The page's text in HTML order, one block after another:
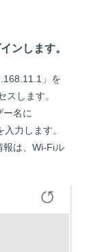
ンします。
」を
スします。
ー名に
力します。
は、Wi-Fiル